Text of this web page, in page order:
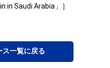
in Saudi Arabia」］
ス一覧に戻る